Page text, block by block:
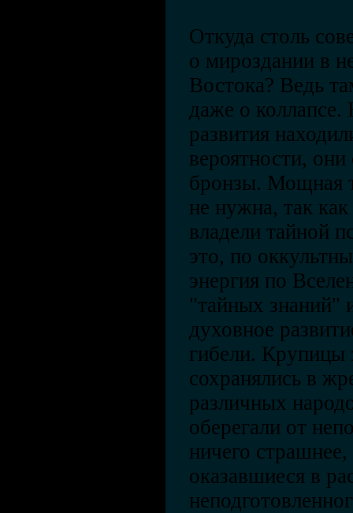
Откуда столь
о мироздании в
Востока? Ведь
даже о коллапсе.
развития
вероятности,
бронзы. Мощная
не нужна, так
владели тайной
это, по
энергия по
"тайных знаний"
духовное
гибели. Крупицы
сохранялись в
различных
оберегали от
ничего
оказавшиеся в